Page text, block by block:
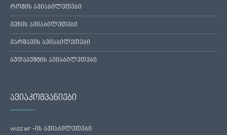
რომის ავიაბილეთები
ვენის ავიაბილეთები
ვარშავის ავიაბილეთები
ბუდაპეშტის ავიაბილეთები
ავიაკომპანიები
wizz air -ის ავიაბილეთები